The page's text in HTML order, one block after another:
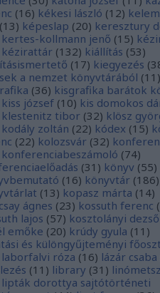
(16) kékesi lászló (12)
(13) képeslap (20) keresztury
kertes-kollmann jenő (15)
kézirattár (132) kiállítás (53)
(17) kiegyezés (
a nemzet könyvtárából (11 )
(36) kisgrafika barátok
kiss józsef (10) kis domokos
klestenitz tibor (32) klösz
kodály zoltán (22) kódex (15)
(22) kolozsvár (32)
konferenciabeszámoló (74)
(31 ) könyv (55)
(16) könyvtár (186)
(13) kopasz márta (14)
ágnes (23) kossuth ferenc (
lajos (57) kosztolányi dezső
emőke (20) krúdy gyula (11 )
és különgyűjteményi
laborfalvi róza (16) lázár csaba
(11 ) library (31 )
lipták dorottya sajtótörténeti